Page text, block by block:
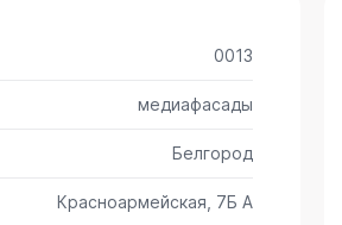
0013
медиафасады
Белгород
Красноармейская, 7Б А